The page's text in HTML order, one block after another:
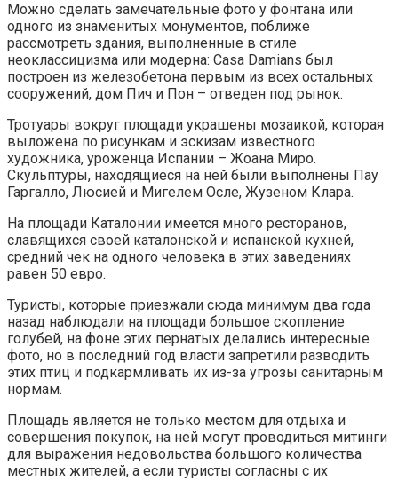
Можно сделать замечательные фото у фонтана или
одного из знаменитых монументов, поближе
рассмотреть здания, выполненные в стиле
неоклассицизма или модерна: Casa Damians был
построен из железобетона первым из всех остальных
сооружений, дом Пич и Пон – отведен под рынок.
Тротуары вокруг площади украшены мозаикой, которая
выложена по рисункам и эскизам известного
художника, уроженца Испании – Жоана Миро.
Скульптуры, находящиеся на ней были выполнены Пау
Гаргалло, Люсией и Мигелем Осле, Жузеном Клара.
На площади Каталонии имеется много ресторанов,
славящихся своей каталонской и испанской кухней,
средний чек на одного человека в этих заведениях
равен 50 евро.
Туристы, которые приезжали сюда минимум два года
назад наблюдали на площади большое скопление
голубей, на фоне этих пернатых делались интересные
фото, но в последний год власти запретили разводить
этих птиц и подкармливать их из-за угрозы санитарным
нормам.
Площадь является не только местом для отдыха и
совершения покупок, на ней могут проводиться митинги
для выражения недовольства большого количества
местных жителей, а если туристы согласны с их